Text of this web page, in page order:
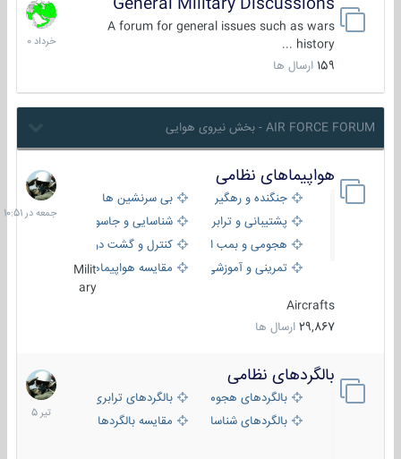
A forum for general issues such as wars
history ...
159 ارسال ها
10
خرداد
1400
AIR FORCE FORUM - بخش نیروی هوایی
هواپیماهای نظامی
جنگنده و رهگیر
بی سرنشین ها
پشتیبانی و ترابری
شناسایی و جاسوسی
هجومی و بمب افکن
کنترل و گشت دریایی
تمرینی و آموزشی
مقایسه هواپیماهاMilit
ary
Aircrafts
29,867 ارسال ها
جمعه
در
10:51
بالگردهای نظامی
بالگردهای هجومی
بالگردهای ترابری
بالگردهای شناسایی
مقایسه بالگردها
22
تیر
1405